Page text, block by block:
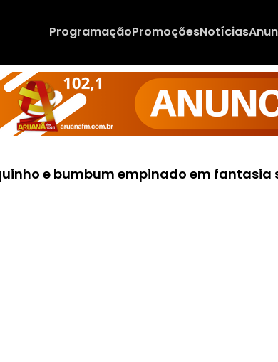
ProgramaçãoPromoçõesNotícias
e bumbum empinado em fantasia